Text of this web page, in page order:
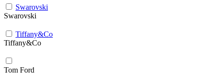
Swarovski
Swarovski
Tiffany&Co
Tiffany&Co
Tom Ford